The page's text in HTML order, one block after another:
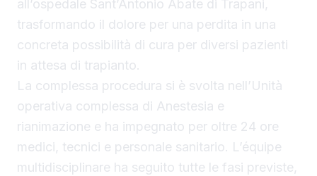
all’ospedale Sant’Antonio Abate di Trapani,
trasformando il dolore per una perdita in una
concreta possibilità di cura per diversi pazienti
in attesa di trapianto.
La complessa procedura si è svolta nell’Unità
operativa complessa di Anestesia e
rianimazione e ha impegnato per oltre 24 ore
medici, tecnici e personale sanitario. L’équipe
multidisciplinare ha seguito tutte le fasi previste,